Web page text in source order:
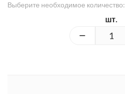
Выберите необходимое количество:
шт.